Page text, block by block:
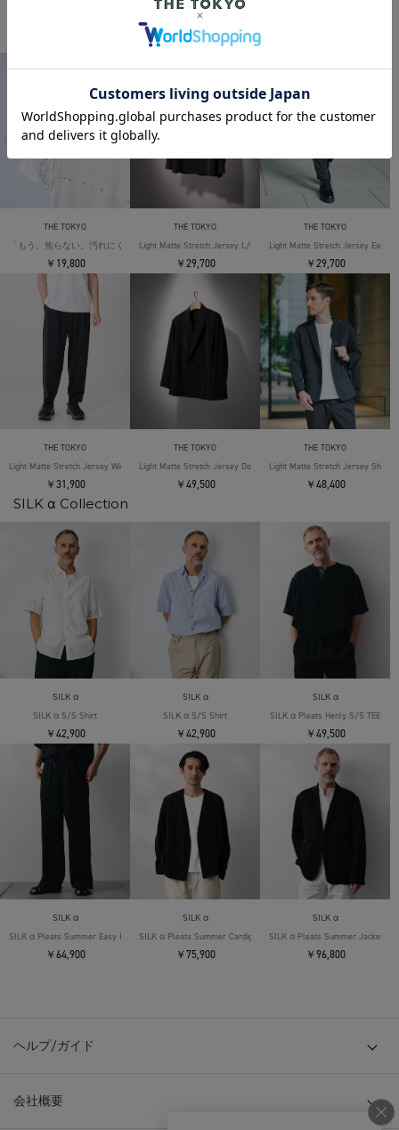
THE TOKYO ORIGINAL ITEMS
THE TOKYO
「もう、焦らない。汚れにくい」SOLOTEX Jersey S/S T-Shirts
￥19,800
THE TOKYO
Light Matte Stretch Jersey L/S Shirt
￥29,700
THE TOKYO
Light Matte Stretch Jersey Easy
￥29,700
THE TOKYO
Light Matte Stretch Jersey Wide Tapered Pants
￥31,900
THE TOKYO
Light Matte Stretch Jersey Double Jacket
￥49,500
THE TOKYO
Light Matte Stretch Jersey Shape
￥48,400
SILK α Collection
SILK α
SILK α S/S Shirt
￥42,900
SILK α
SILK α S/S Shirt
￥42,900
SILK α
SILK α Pleats Henly S/S TEE
￥49,500
SILK α
SILK α Pleats Summer Easy Pants
￥64,900
SILK α
SILK α Pleats Summer Cardigan
￥75,900
SILK α
SILK α Pleats Summer Jacket
￥96,800
ヘルプ/ガイド
会社概要